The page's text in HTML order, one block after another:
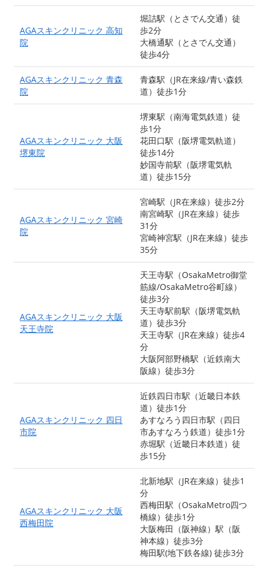
AGAスキンクリニック 高知
院
堀詰駅（とさでん交通）徒
歩2分
大橋通駅（とさでん交通）
徒歩4分
AGAスキンクリニック 青森
院
青森駅（JR在来線/青い森鉄
道）徒歩1分
AGAスキンクリニック 大阪
堺東院
堺東駅（南海電気鉄道）徒
歩1分
花田口駅（阪堺電気軌道）
徒歩14分
妙国寺前駅（阪堺電気軌
道）徒歩15分
AGAスキンクリニック 宮崎
院
宮崎駅（JR在来線）徒歩2分
南宮崎駅（JR在来線）徒歩
31分
宮崎神宮駅（JR在来線）徒歩
35分
AGAスキンクリニック 大阪
天王寺院
天王寺駅（OsakaMetro御堂
筋線/OsakaMetro谷町線）
徒歩3分
天王寺駅前駅（阪堺電気軌
道）徒歩3分
天王寺駅（JR在来線）徒歩4
分
大阪阿部野橋駅（近鉄南大
阪線）徒歩3分
AGAスキンクリニック 四日
市院
近鉄四日市駅（近畿日本鉄
道）徒歩1分
あすなろう四日市駅（四日
市あすなろう鉄道）徒歩1分
赤堀駅（近畿日本鉄道）徒
歩15分
AGAスキンクリニック 大阪
西梅田院
北新地駅（JR在来線）徒歩1
分
西梅田駅（OsakaMetro四つ
橋線）徒歩1分
大阪梅田（阪神線）駅（阪
神本線）徒歩3分
梅田駅(地下鉄各線) 徒歩3分